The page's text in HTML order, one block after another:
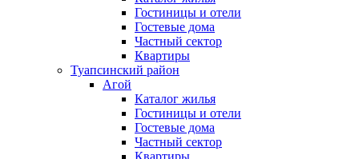
Гостиницы и отели
Гостевые дома
Частный сектор
Квартиры
Туапсинский район
Агой
Каталог жилья
Гостиницы и отели
Гостевые дома
Частный сектор